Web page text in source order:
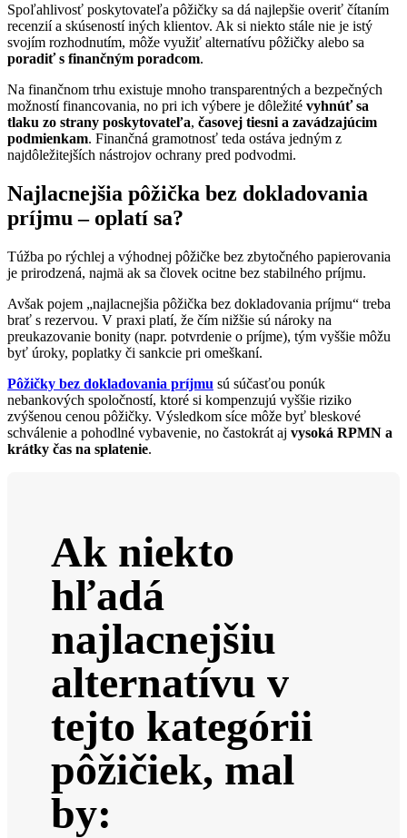
Spoľahlivosť poskytovateľa pôžičky sa dá najlepšie overiť čítaním
recenzií a skúseností iných klientov. Ak si niekto stále nie je istý
svojím rozhodnutím, môže využiť alternatívu pôžičky alebo sa
poradiť s finančným poradcom.
Na finančnom trhu existuje mnoho transparentných a bezpečných
možností financovania, no pri ich výbere je dôležité vyhnúť sa
tlaku zo strany poskytovateľa, časovej tiesni a zavádzajúcim
podmienkam. Finančná gramotnosť teda ostáva jedným z
najdôležitejších nástrojov ochrany pred podvodmi.
Najlacnejšia pôžička bez dokladovania
príjmu – oplatí sa?
Túžba po rýchlej a výhodnej pôžičke bez zbytočného papierovania
je prirodzená, najmä ak sa človek ocitne bez stabilného príjmu.
Avšak pojem „najlacnejšia pôžička bez dokladovania príjmu“ treba
brať s rezervou. V praxi platí, že čím nižšie sú nároky na
preukazovanie bonity (napr. potvrdenie o príjme), tým vyššie môžu
byť úroky, poplatky či sankcie pri omeškaní.
Pôžičky bez dokladovania príjmu sú súčasťou ponúk
nebankových spoločností, ktoré si kompenzujú vyššie riziko
zvýšenou cenou pôžičky. Výsledkom síce môže byť bleskové
schválenie a pohodlné vybavenie, no častokrát aj vysoká RPMN a
krátky čas na splatenie.
Ak niekto
hľadá
najlacnejšiu
alternatívu v
tejto kategórii
pôžičiek, mal
by: